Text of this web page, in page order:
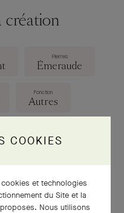
création
Pierres
Émeraude
Fonction
Autres
mm
FICHE
COOKIES
et technologies
du Site et la
Nous utilisons